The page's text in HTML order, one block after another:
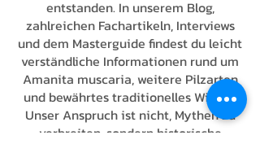
entstanden. In unserem Blog,
zahlreichen Fachartikeln, Interviews
und dem Masterguide findest du leicht
verständliche Informationen rund um
Amanita muscaria, weitere Pilzarten
und bewährtes traditionelles Wissen.
Unser Anspruch ist nicht, Mythen zu
verbreiten, sondern historische